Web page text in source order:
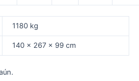
1180 kg
140 × 267 × 99 cm